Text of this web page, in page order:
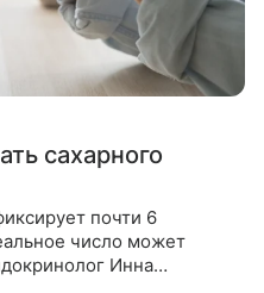
сахарного
почти 6
число может
Инна